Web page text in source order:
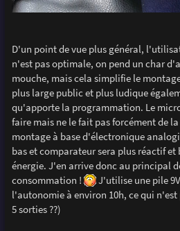
D'un point de vue plus général,
n'est pas optimale, on pend un char
mouche, mais cela simplifie le
plus large public et plus ludique
qu'apporte la programmation. Le
faire mais ne le fait pas forcément de
montage à base d'électronique
bas et comparateur sera plus réactif et
énergie. J'en arrive donc au principal
consommation !
J'utilise une pile
l'autonomie à environ 10h, ce qui
5 sorties ??)